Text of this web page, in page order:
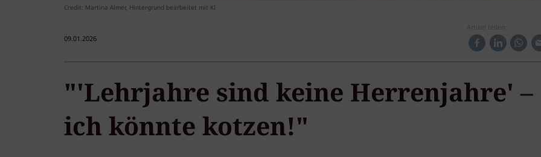
Credit: Martina Almer, Hintergrund bearbeitet mit KI
09.01.2026
Artikel teilen:
"'Lehrjahre sind keine Herrenjahre' –
ich könnte kotzen!"